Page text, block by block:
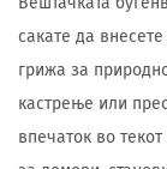
сакате да
грижа за
кастрење или
впечаток во